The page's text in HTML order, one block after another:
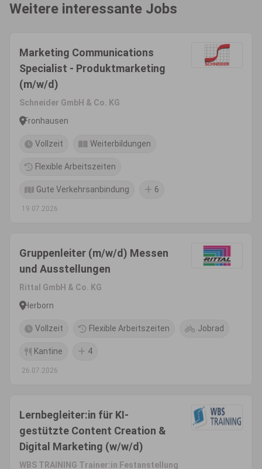
Weitere interessante Jobs
Marketing Communications
Specialist - Produktmarketing
(m/w/d)
Schneider GmbH & Co. KG
Fronhausen
Vollzeit Weiterbildungen
Flexible Arbeitszeiten
Gute Verkehrsanbindung 6
19.07.2026
Gruppenleiter (m/w/d) Messen
und Ausstellungen
Rittal GmbH & Co. KG
Herborn
Vollzeit Flexible Arbeitszeiten Jobrad
Kantine 4
26.07.2026
Lernbegleiter:in für KI-
gestützte Content Creation &
Digital Marketing (w/w/d)
WBS TRAINING Trainer:in Festanstellung